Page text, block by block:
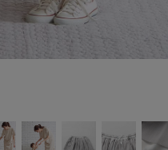
長く使えるアイテム
お部屋映えアイテム